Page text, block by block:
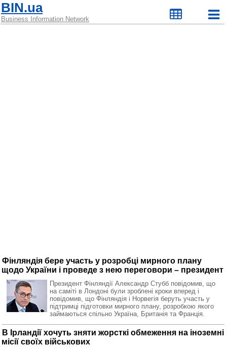
BIN.ua
Business Information Network
Фінляндія бере участь у розробці мирного плану
щодо України і проведе з нею переговори – президент
Президент Фінляндії Александр Стубб повідомив, що
на саміті в Лондоні були зроблені кроки вперед і
повідомив, що Фінляндія і Норвегія беруть участь у
підтримці підготовки мирного плану, розробкою якого
займаються спільно Україна, Британія та Франція.
В Ірландії хочуть зняти жорсткі обмеження на іноземні
місії своїх військових